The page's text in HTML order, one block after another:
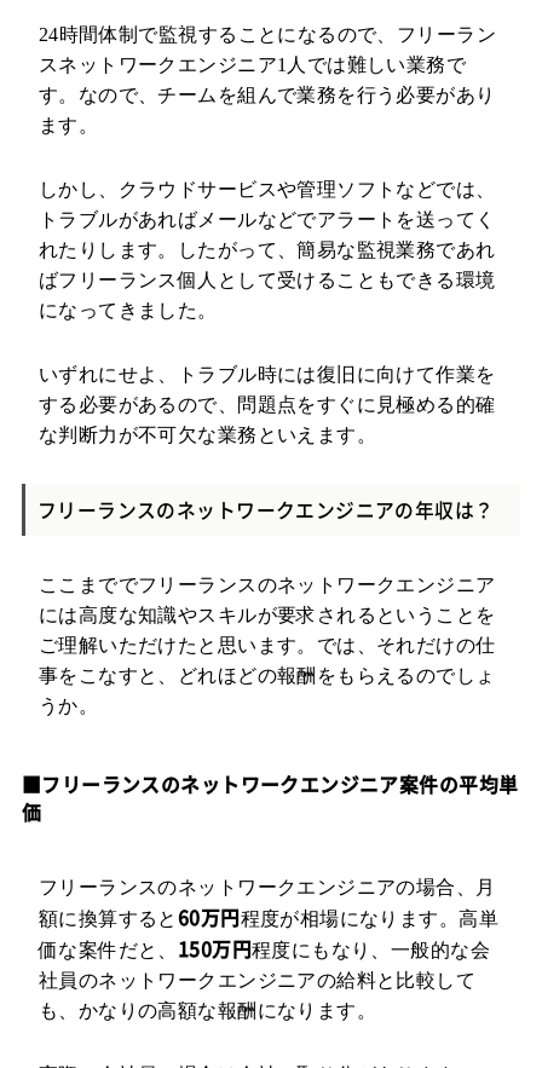
24時間体制で監視することになるので、フリーラン
スネットワークエンジニア1人では難しい業務で
す。なので、チームを組んで業務を行う必要があり
ます。
しかし、クラウドサービスや管理ソフトなどでは、
トラブルがあればメールなどでアラートを送ってく
れたりします。したがって、簡易な監視業務であれ
ばフリーランス個人として受けることもできる環境
になってきました。
いずれにせよ、トラブル時には復旧に向けて作業を
する必要があるので、問題点をすぐに見極める的確
な判断力が不可欠な業務といえます。
フリーランスのネットワークエンジニアの年収は？
ここまででフリーランスのネットワークエンジニア
には高度な知識やスキルが要求されるということを
ご理解いただけたと思います。では、それだけの仕
事をこなすと、どれほどの報酬をもらえるのでしょ
うか。
■フリーランスのネットワークエンジニア案件の平均単
価
フリーランスのネットワークエンジニアの場合、月
額に換算すると 60万円程度が相場になります。高単
価な案件だと、 150万円程度にもなり、一般的な会
社員のネットワークエンジニアの給料と比較して
も、かなりの高額な報酬になります。